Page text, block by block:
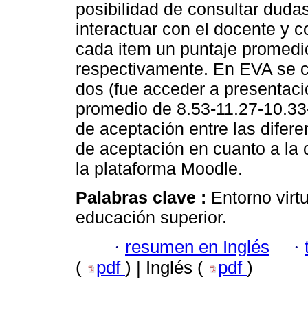
posibilidad de consultar
interactuar con el docente y
cada item un puntaje
respectivamente. En EVA se
dos (fue acceder a
promedio de 8.53-11.27-
de aceptación entre las
de aceptación en cuanto a la
la plataforma Moodle.
Palabras clave : Entorno
educación superior.
· resumen en Inglés ·
(
pdf ) | Inglés ( pdf )